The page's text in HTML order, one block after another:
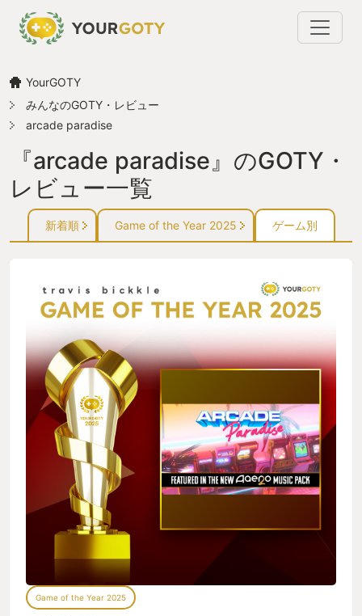
YourGOTY
みんなのGOTY・レビュー
arcade paradise
『arcade paradise』のGOTY・
レビュー一覧
新着順 Game of the Year 2025 ゲーム別
Game of the Year 2025